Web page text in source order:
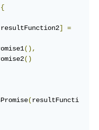
{
resultFunction2]
=
(),
()
(resultFuncti